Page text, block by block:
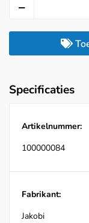
Specificaties
Artikelnummer:
100000084
Fabrikant:
Jakobi